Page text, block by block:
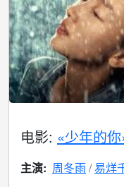
电影: «少年的你
主演: 周冬雨 易烊